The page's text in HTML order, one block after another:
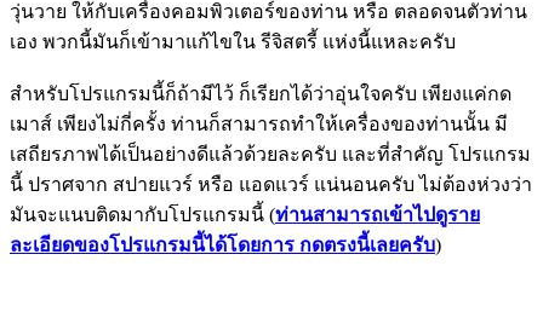
วุ่นวาย ให้กับเครื่องคอมพิวเตอร์ของท่าน หรือ ตลอดจนตัวท่าน
เอง พวกนี้มันก็เข้ามาแก้ไขใน รีจิสตรี้ แห่งนี้แหละครับ
สำหรับโปรแกรมนี้ก็ถ้ามีไว้ ก็เรียกได้ว่าอุ่นใจครับ เพียงแค่กด
เมาส์ เพียงไม่กี่ครั้ง ท่านก็สามารถทำให้เครื่องของท่านนั้น มี
เสถียรภาพได้เป็นอย่างดีแล้วด้วยละครับ และที่สำคัญ โปรแกรม
นี้ ปราศจาก สปายแวร์ หรือ แอดแวร์ แน่นอนครับ ไม่ต้องห่วงว่า
มันจะแนบติดมากับโปรแกรมนี้ (ท่านสามารถเข้าไปดูราย
ละเอียดของโปรแกรมนี้ได้โดยการ กดตรงนี้เลยครับ)